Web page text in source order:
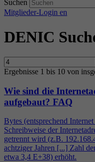
Suchen
Mitglieder-Login en
DENIC
Ergebnisse 1 bis 10 von
Wie sind die
aufgebaut? FAQ
Bytes (entsprechend
Schreibweise der
getrennt wird (z.B. 192.168.
achtziger Jahren [...] Zahl
etwa 3,4 E+38) erhöht.